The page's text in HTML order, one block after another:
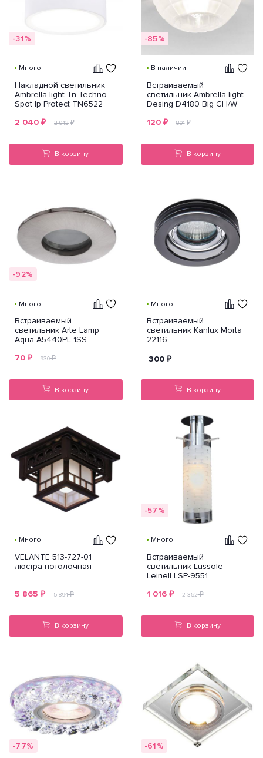
-31%
Много
Накладной светильник
Ambrella light Tn Techno
Spot Ip Protect TN6522
2 040 ₽ 2 943₽
В корзину
-85%
В наличии
Встраиваемый
светильник Ambrella light
Desing D4180 Big CH/W
120₽ 801₽
В корзину
-92%
Много
Встраиваемый
светильник Arte Lamp
Aqua A5440PL-1SS
70 ₽ 930₽
В корзину
Много
Встраиваемый
светильник Kanlux Morta
22116
300₽
В корзину
Много
VELANTE 513-727-01
люстра потолочная
5 865 ₽ 5 894₽
В корзину
-57%
Много
Встраиваемый
светильник Lussole
Leinell LSP-9551
1 016₽ 2 352₽
В корзину
-77% -61%